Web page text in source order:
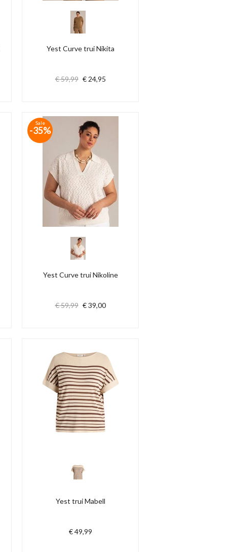
Yest Curve trui Nikita
€ 59,99 € 24,95
Yest Curve trui Nikoline
€ 59,99 € 39,00
Sale
-35%
Yest trui Mabell
€ 49,99